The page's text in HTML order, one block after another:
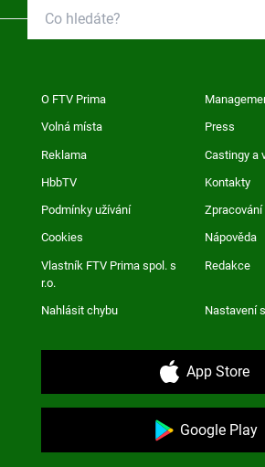
O FTV Prima
Volná místa Press
Reklama Castingy a
HbbTV Kontakty
Podmínky užívání
Cookies Nápověda
Vlastník FTV Prima spol. s
r.o.
Redakce
Nahlásit chybu Nastavení
App Store
Google Play